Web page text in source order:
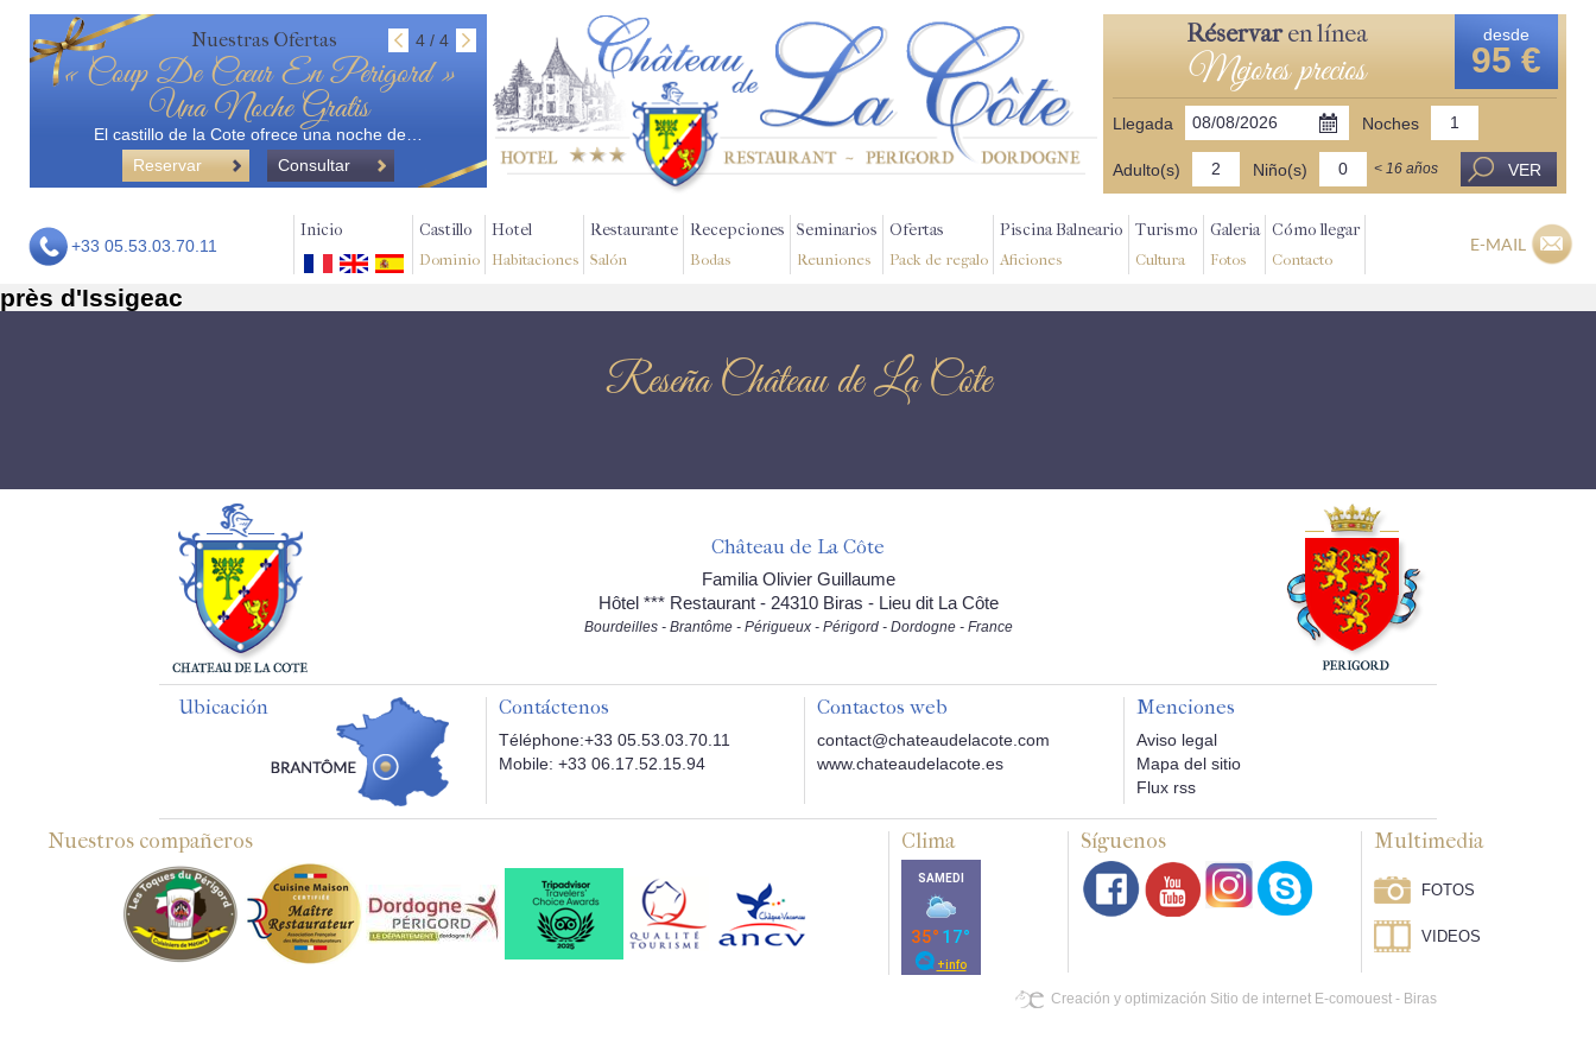
Nuestras Ofertas 4 / 4
« Coup De Cœur En Perigord »
Una Noche Gratis
El castillo de la Cote ofrece una noche de…
Reservar
Consultar
Réservaren línea
Mejores precios
desde
95 €
Llegada Noches
Adulto(s) Niño(s) < 16 años VER
+33 05.53.03.70.11
Inicio Castillo
Dominio
Hotel
Habitaciones
Restaurante
Salón
Recepciones
Bodas
Seminarios
Reuniones
Ofertas
Pack de regalo
Piscina Balneario
Aficiones
Turismo
Cultura
Galeria
Fotos
Cómo llegar
Contacto
E-MAIL
près d'Issigeac
Reseña Château de La Côte
Château de La Côte
Familia Olivier Guillaume
Hôtel *** Restaurant - 24310 Biras - Lieu dit La Côte
Bourdeilles - Brantôme - Périgueux - Périgord - Dordogne - France
Ubicación Contáctenos
Téléphone:+33 05.53.03.70.11
Mobile: +33 06.17.52.15.94
Contactos web
contact@chateaudelacote.com
www.chateaudelacote.es
Menciones
Aviso legal
Mapa del sitio
Flux rss
Nuestros compañeros Clima Síguenos Multimedia
FOTOS
VIDEOS
Creación y optimización Sitio de internet E-comouest - Biras